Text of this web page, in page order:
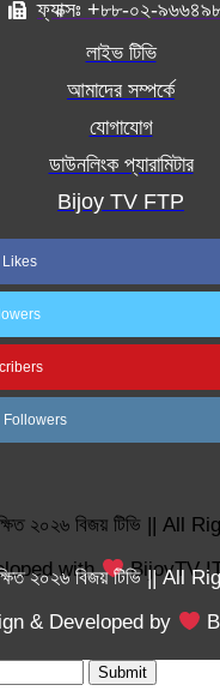
ফ্যাক্সঃ +৮৮-০২-
লাইভ টিভি
আমাদের সম্পর্কে
যোগাযোগ
ডাউনলিংক প্যারামিটার
Bijoy TV FTP
Likes
Followers
২০২৬ বিজয় টিভি || All
with
BijoyTV
২০২৬ বিজয় টিভি || All
& Developed by
Submit